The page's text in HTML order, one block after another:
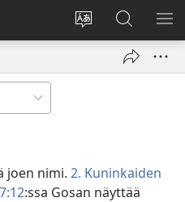
Vaihda
sivuston
Kirjaudu
(avaa
Hae
JW.ORG-
sivustolta
joen nimi. 2. Kuninkaiden
:ssa Gosan näyttää